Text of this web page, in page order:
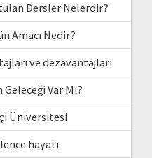
Dersler Nelerdir?
Amacı Nedir?
ve dezavantajları
Var Mı?
Üniversitesi
hayatı